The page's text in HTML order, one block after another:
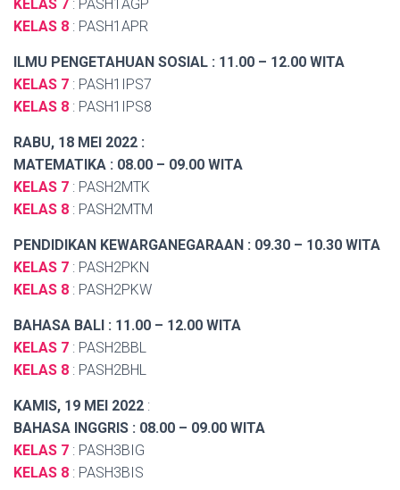
KELAS 7 : PASH1AGP
KELAS 8 : PASH1APR
ILMU PENGETAHUAN SOSIAL : 11.00 – 12.00 WITA
KELAS 7 : PASH1IPS7
KELAS 8 : PASH1IPS8
RABU, 18 MEI 2022 :
MATEMATIKA : 08.00 – 09.00 WITA
KELAS 7 : PASH2MTK
KELAS 8 : PASH2MTM
PENDIDIKAN KEWARGANEGARAAN : 09.30 – 10.30 WITA
KELAS 7 : PASH2PKN
KELAS 8 : PASH2PKW
BAHASA BALI : 11.00 – 12.00 WITA
KELAS 7 : PASH2BBL
KELAS 8 : PASH2BHL
KAMIS, 19 MEI 2022 :
BAHASA INGGRIS : 08.00 – 09.00 WITA
KELAS 7 : PASH3BIG
KELAS 8 : PASH3BIS